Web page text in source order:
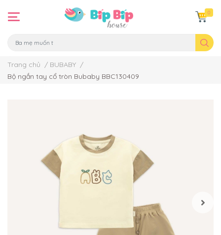
0
Trang chủ / BUBABY /
Bộ ngắn tay cổ tròn Bubaby BBC130409